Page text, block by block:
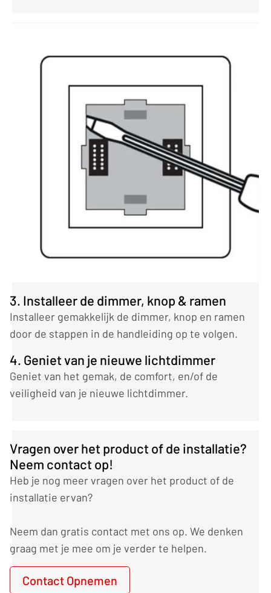
3. Installeer de dimmer, knop & ramen
Installeer gemakkelijk de dimmer, knop en ramen
door de stappen in de handleiding op te volgen.
4. Geniet van je nieuwe lichtdimmer
Geniet van het gemak, de comfort, en/of de
veiligheid van je nieuwe lichtdimmer.
Vragen over het product of de installatie?
Neem contact op!
Heb je nog meer vragen over het product of de
installatie ervan?
Neem dan gratis contact met ons op. We denken
graag met je mee om je verder te helpen.
Contact Opnemen